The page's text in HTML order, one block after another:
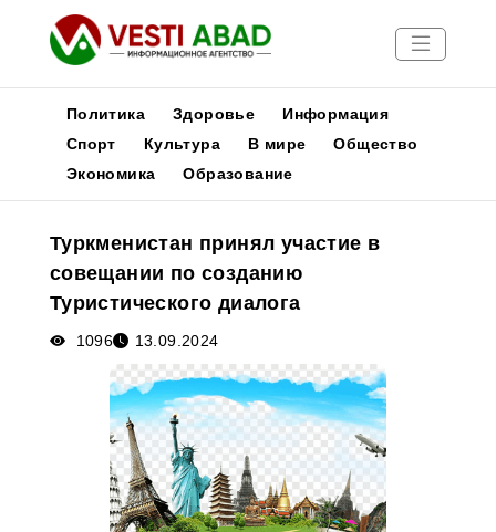
Новости
Медиа
Афиша
Политика Здоровье
Информация
Спорт
Культура В мире
Общество
Экономика
Образование
Туркменистан принял участие в
совещании по созданию
Туристического диалога
1096 13.09.2024